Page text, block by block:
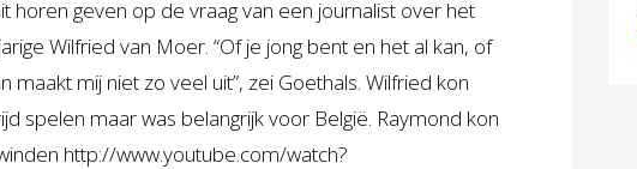
horen geven op de vraag van een journalist over het
Wilfried van Moer. “Of je jong bent en het al kan, of
maakt mij niet zo veel uit”, zei Goethals. Wilfried kon
spelen maar was belangrijk voor België. Raymond kon
http://www.youtube.com/watch?